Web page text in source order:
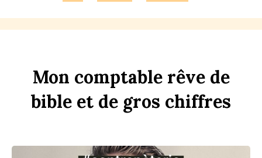
Mon comptable rêve de
bible et de gros chiffres